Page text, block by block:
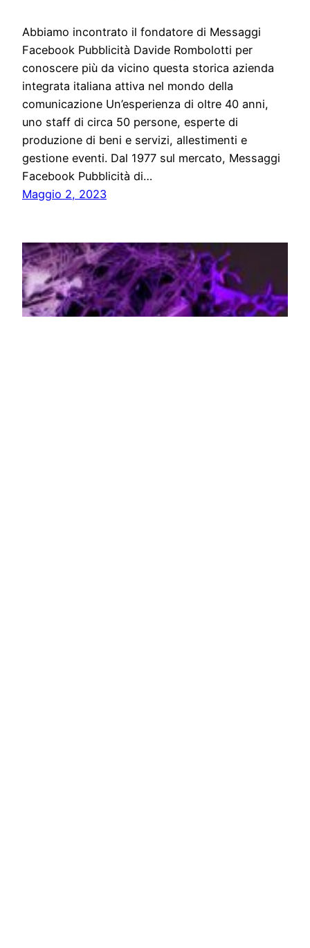
Abbiamo incontrato il fondatore di Messaggi
Facebook Pubblicità Davide Rombolotti per
conoscere più da vicino questa storica azienda
integrata italiana attiva nel mondo della
comunicazione Un’esperienza di oltre 40 anni,
uno staff di circa 50 persone, esperte di
produzione di beni e servizi, allestimenti e
gestione eventi. Dal 1977 sul mercato, Messaggi
Facebook Pubblicità di…
Maggio 2, 2023